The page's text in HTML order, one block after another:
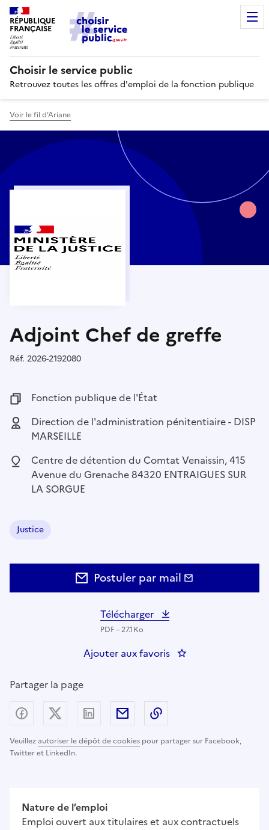
RÉPUBLIQUE
FRANÇAISE
Choisir le service public
Retrouvez toutes les offres d'emploi de la fonction publique
Voir le fil d’Ariane
Adjoint Chef de greffe
Réf. Référence :
2026-2192080
Fonction publique :
Fonction publique de l'État
Employeur :
Direction de l'administration pénitentiaire - DISP
MARSEILLE
Localisation :
Centre de détention du Comtat Venaissin, 415
Avenue du Grenache 84320 ENTRAIGUES SUR
LA SORGUE
Domaine :
Justice
Postuler par mail
Télécharger
PDF – 27.1Ko
Ajouter aux favoris : Adjoint Chef de
Partager la page
Veuillezautoriser le dépôt de cookies pour partager sur Facebook,
Twitter et LinkedIn.
Partager sur Facebook
Partager sur X (anciennement Twitter) -
Partager sur LinkedIn
Partager par email
Nature de l’emploi
Emploi ouvert aux titulaires et aux contractuels